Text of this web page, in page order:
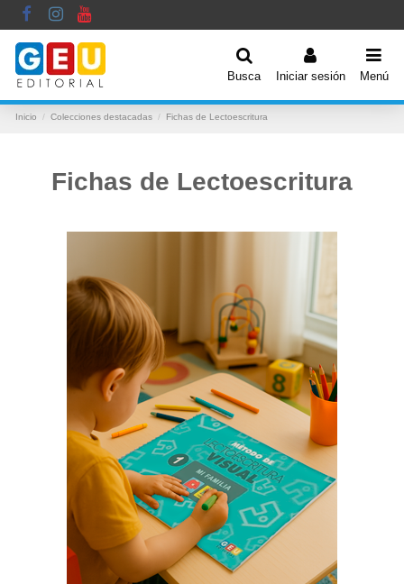
Busca Iniciar sesión Menú
Inicio Colecciones destacadas Fichas de Lectoescritura
Fichas de Lectoescritura